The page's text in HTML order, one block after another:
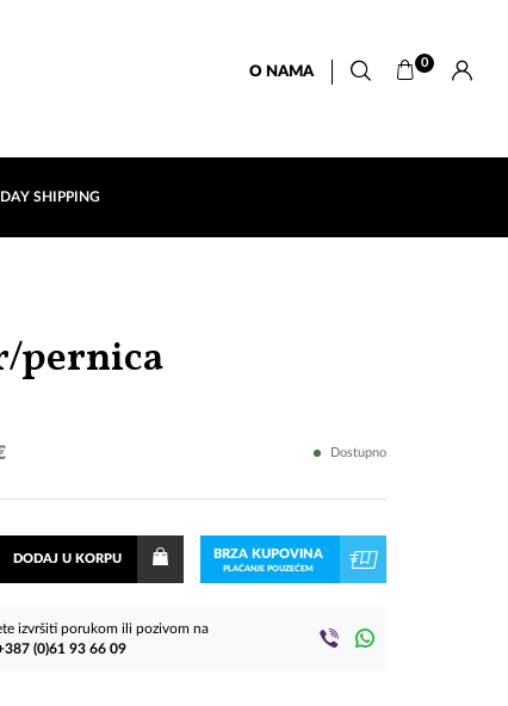
O NAMA
0
SHIPPING
pernica
Dostupno
DODAJ U KORPU BRZA KUPOVINA
PLAĆANJE POUZEĆEM
izvršiti porukom ili pozivom na
(0)61 93 66 09